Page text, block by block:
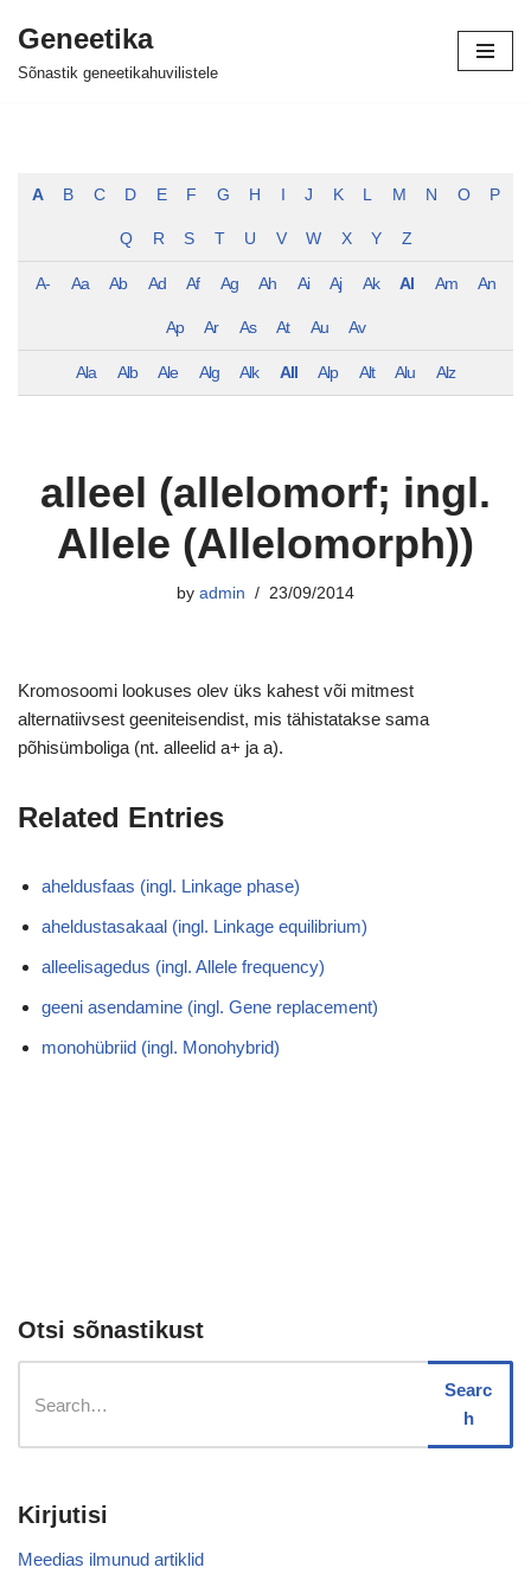
Skip
Geneetika
Sõnastik geneetikahuvilistele
A B C D E F G H J K L M N O P
Q R S T U V W X Y Z
A- Aa Ab Ad Af Ag Ah Ai Aj Ak Al Am An
Ap Ar As At Au Av
Ala Alb Ale Alg Alk All Alp Alt Alu Alz
alleel (allelomorf; ingl.
Allele (Allelomorph))
by admin 23/09/2014
Kromosoomi lookuses olev üks kahest või mitmest
alternatiivsest geeniteisendist, mis tähistatakse sama
põhisümboliga (nt. alleelid a+ ja a).
Related Entries
aheldusfaas (ingl. Linkage phase)
aheldustasakaal (ingl. Linkage equilibrium)
alleelisagedus (ingl. Allele frequency)
geeni asendamine (ingl. Gene replacement)
monohübriid (ingl. Monohybrid)
Otsi sõnastikust
Searc
h
Kirjutisi
Meedias ilmunud artiklid